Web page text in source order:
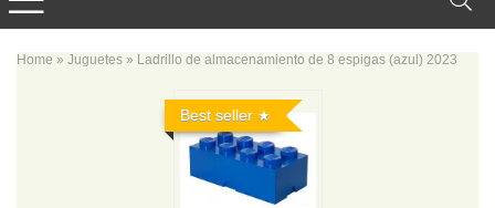
Home » Juguetes » Ladrillo de almacenamiento de 8 espigas (azul) 2023
Best seller